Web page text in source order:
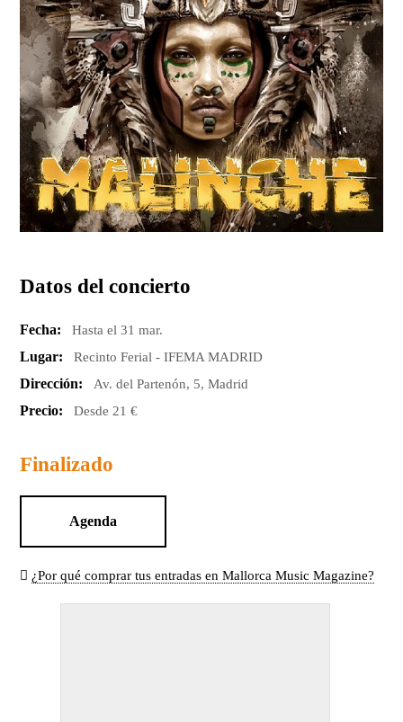
Datos del concierto
Fecha: Hasta el 31 mar.
Lugar: Recinto Ferial - IFEMA MADRID
Dirección: Av. del Partenón, 5, Madrid
Precio: Desde 21 €
Finalizado
Agenda
¿Por qué comprar tus entradas en Mallorca Music Magazine?